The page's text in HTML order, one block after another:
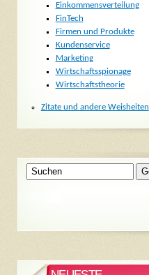
Einkommensverteilung
FinTech
Firmen und Produkte
Kundenservice
Marketing
Wirtschaftsspionage
Wirtschaftstheorie
Zitate und andere Weisheiten